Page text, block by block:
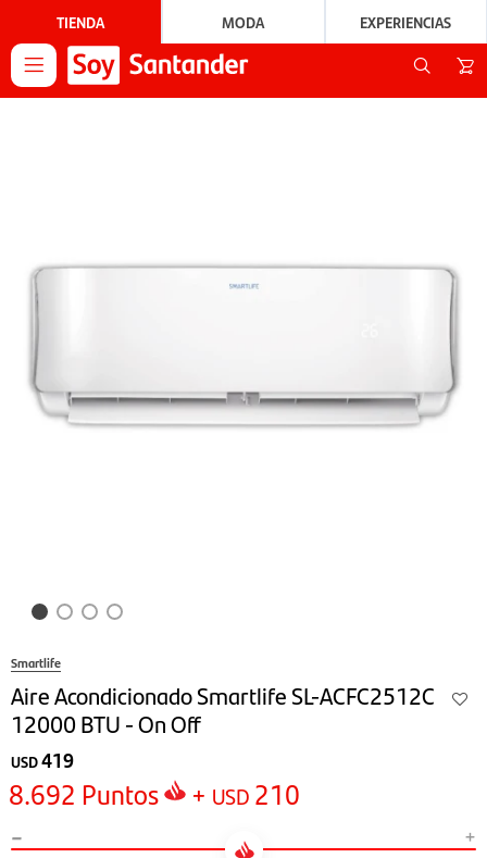
TIENDA MODA EXPERIENCIAS

Smartlife
Aire Acondicionado Smartlife SL-ACFC2512C
12000 BTU - On Off
USD419
8.692 Puntos + USD 210
- +